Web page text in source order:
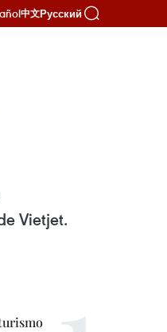
中文Русский
Vietjet.